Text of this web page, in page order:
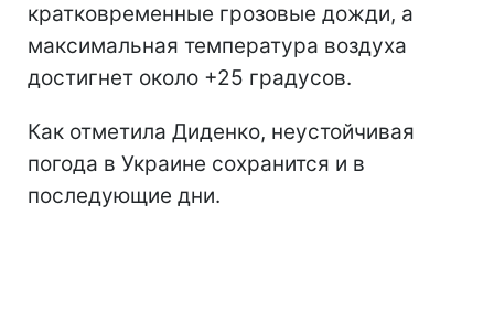
кратковременные грозовые дожди, а
максимальная температура воздуха
достигнет около +25 градусов.
Как отметила Диденко, неустойчивая
погода в Украине сохранится и в
последующие дни.